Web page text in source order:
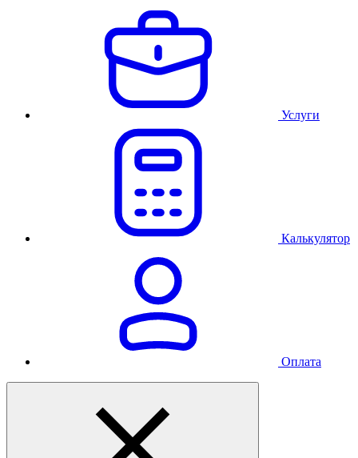
Услуги
Калькулятор
Оплата